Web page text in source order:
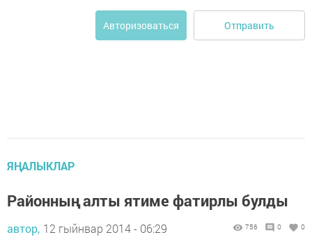
Авторизоваться Отправить
ЯҢАЛЫКЛАР
Районның алты ятиме фатирлы булды
автор, 12 гыйнвар 2014 - 06:29 756 0 0